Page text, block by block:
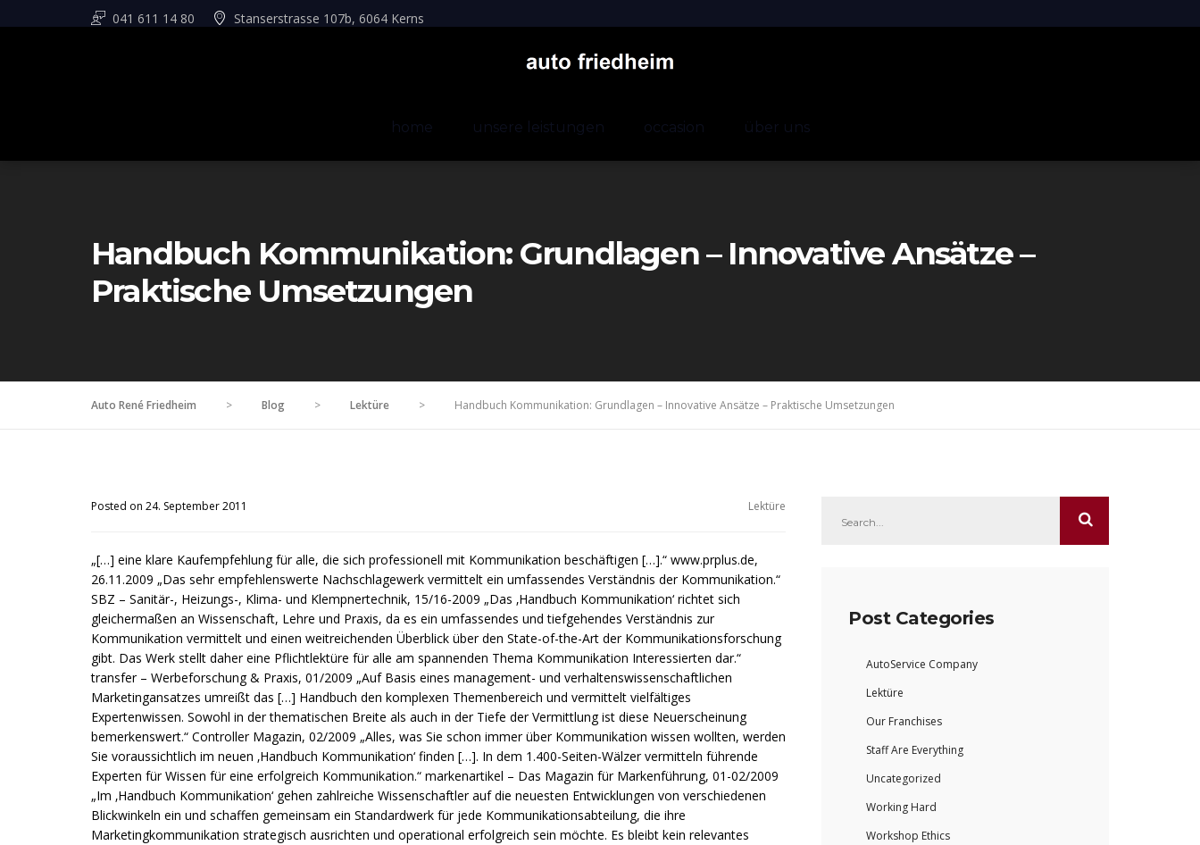
041 611 14 80 Stanserstrasse 107b, 6064 Kerns
home unsere leistungen occasion über uns
Handbuch Kommunikation: Grundlagen – Innovative Ansätze –
Praktische Umsetzungen
Auto René Friedheim > Blog > Lektüre > Handbuch Kommunikation: Grundlagen – Innovative Ansätze – Praktische Umsetzungen
Posted on 24. September 2011 Lektüre
„[…] eine klare Kaufempfehlung für alle, die sich professionell mit Kommunikation beschäftigen […].“ www.prplus.de,
26.11.2009 „Das sehr empfehlenswerte Nachschlagewerk vermittelt ein umfassendes Verständnis der Kommunikation.“
SBZ – Sanitär-, Heizungs-, Klima- und Klempnertechnik, 15/16-2009 „Das ‚Handbuch Kommunikation‘ richtet sich
gleichermaßen an Wissenschaft, Lehre und Praxis, da es ein umfassendes und tiefgehendes Verständnis zur
Kommunikation vermittelt und einen weitreichenden Überblick über den State-of-the-Art der Kommunikationsforschung
gibt. Das Werk stellt daher eine Pflichtlektüre für alle am spannenden Thema Kommunikation Interessierten dar.“
transfer – Werbeforschung & Praxis, 01/2009 „Auf Basis eines management- und verhaltenswissenschaftlichen
Marketingansatzes umreißt das […] Handbuch den komplexen Themenbereich und vermittelt vielfältiges
Expertenwissen. Sowohl in der thematischen Breite als auch in der Tiefe der Vermittlung ist diese Neuerscheinung
bemerkenswert.“ Controller Magazin, 02/2009 „Alles, was Sie schon immer über Kommunikation wissen wollten, werden
Sie voraussichtlich im neuen ‚Handbuch Kommunikation‘ finden […]. In dem 1.400-Seiten-Wälzer vermitteln führende
Experten für Wissen für eine erfolgreich Kommunikation.“ markenartikel – Das Magazin für Markenführung, 01-02/2009
„Im ‚Handbuch Kommunikation‘ gehen zahlreiche Wissenschaftler auf die neuesten Entwicklungen von verschiedenen
Blickwinkeln ein und schaffen gemeinsam ein Standardwerk für jede Kommunikationsabteilung, die ihre
Marketingkommunikation strategisch ausrichten und operational erfolgreich sein möchte. Es bleibt kein relevantes
Post Categories
AutoService Company
Lektüre
Our Franchises
Staff Are Everything
Uncategorized
Working Hard
Workshop Ethics